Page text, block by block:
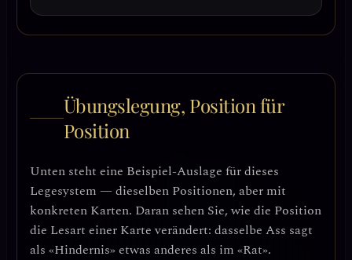
Übungslegung, Position für
Position
Unten steht eine Beispiel-Auslage für dieses
Legesystem — dieselben Positionen, aber mit
konkreten Karten. Daran sehen Sie, wie die Position
die Lesart einer Karte verändert: dasselbe Ass sagt
als «Hindernis» etwas anderes als im «Rat».